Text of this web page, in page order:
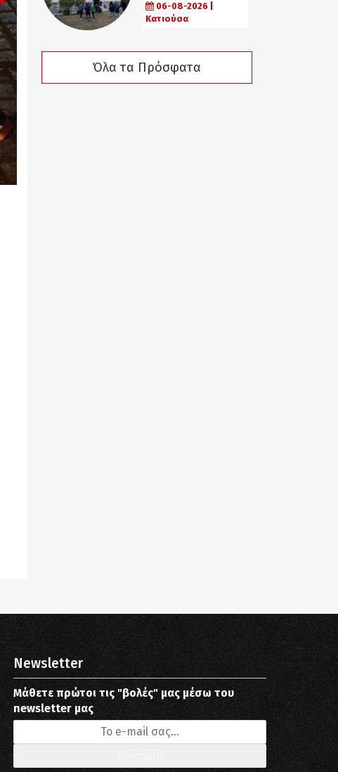
06-08-2026 |
Κατιούσα
Όλα τα Πρόσφατα
Newsletter
Μάθετε πρώτοι τις "βολές" μας μέσω του
newsletter μας